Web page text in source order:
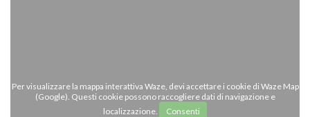
Per visualizzare la mappa interattiva Waze, devi accettare i cookie di Waze Map
(Google). Questi cookie possono raccogliere dati di navigazione e
localizzazione.
Consenti